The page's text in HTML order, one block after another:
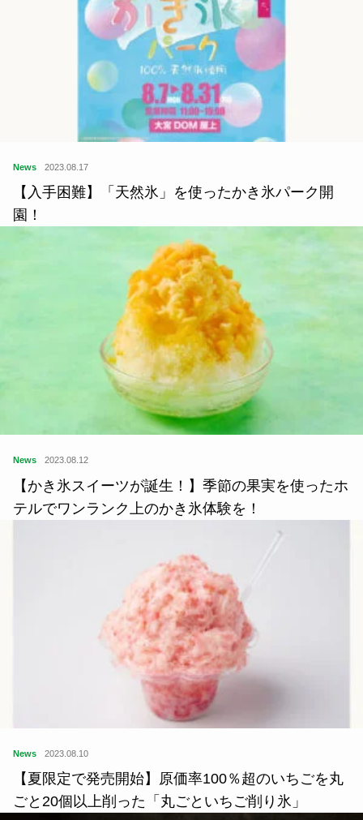
News 2023.08.17
【入手困難】「天然氷」を使ったかき氷パーク開
園！
News 2023.08.12
【かき氷スイーツが誕生！】季節の果実を使ったホ
テルでワンランク上のかき氷体験を！
News 2023.08.10
【夏限定で発売開始】原価率100％超のいちごを丸
ごと20個以上削った「丸ごといちご削り氷」